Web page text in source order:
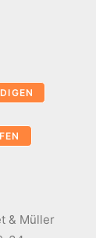
& Müller